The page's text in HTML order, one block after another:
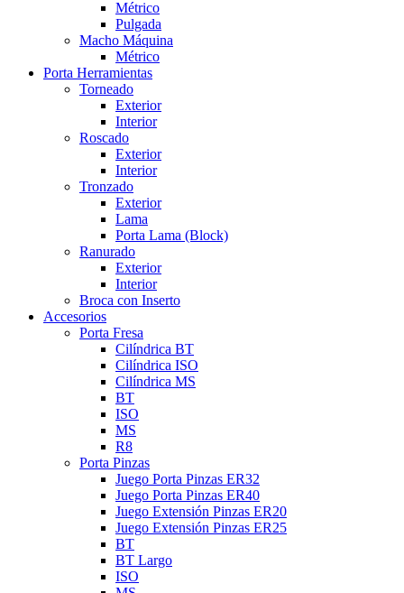
Métrico
Pulgada
Macho Máquina
Métrico
Porta Herramientas
Torneado
Exterior
Interior
Roscado
Exterior
Interior
Tronzado
Exterior
Lama
Porta Lama (Block)
Ranurado
Exterior
Interior
Broca con Inserto
Accesorios
Porta Fresa
Cilíndrica BT
Cilíndrica ISO
Cilíndrica MS
BT
ISO
MS
R8
Porta Pinzas
Juego Porta Pinzas ER32
Juego Porta Pinzas ER40
Juego Extensión Pinzas ER20
Juego Extensión Pinzas ER25
BT
BT Largo
ISO